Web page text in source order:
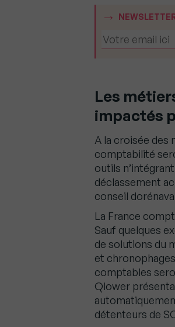
Les
impactés
A la croisée des
comptabilité
outils
déclassement
conseil
La France
Sauf quelques
de solutions du
et
comptables
Qlower
détenteurs de